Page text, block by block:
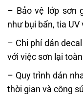
– Bảo vệ lớp sơn
như bụi bẩn, tia
– Chi phí dán
với việc sơn lại
– Quy trình dán
thời gian và công